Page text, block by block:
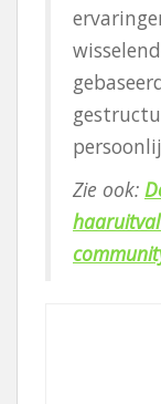
Zie ook: